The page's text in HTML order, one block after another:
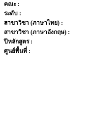
คณะ :
ระดับ :
สาขาวิชา (ภาษาไทย) :
สาขาวิชา (ภาษาอังกฤษ) :
ปีหลักสูตร :
ศูนย์พื้นที่ :